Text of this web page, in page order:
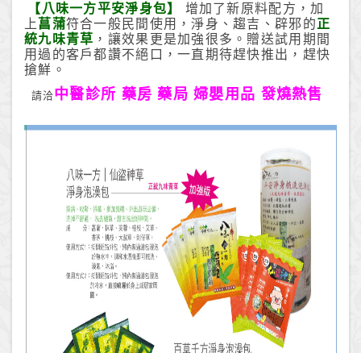
【 八味一方平安淨身包】
增加了新原料配方，加
上 菖蒲符合一般民間使用，淨身、趨吉、辟邪的正
統九味青草 ，讓效果更是加強很多。贈送試用期間
用過的客戶都讚不絕口，一直期待趕快推出，趕快
搶鮮。
請洽中醫診所 藥房 藥局 婦嬰用品 發燒熱售